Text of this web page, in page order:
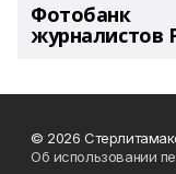
Фотобанк
журналистов
© 2026
Об использовании